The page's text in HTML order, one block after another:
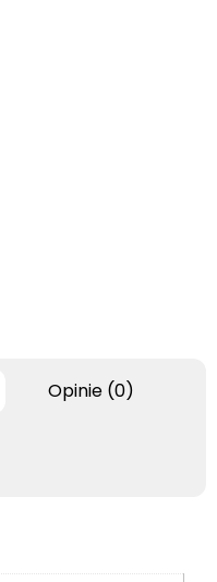
Opinie (0)